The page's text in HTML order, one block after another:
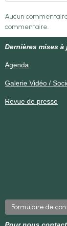
Aucun
commentaire.
Dernières mises à
Agenda
Galerie Vidéo /
Revue de presse
Formulaire de